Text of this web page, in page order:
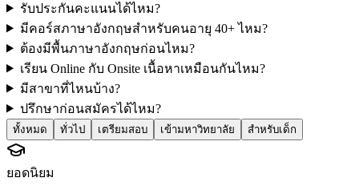
รับประกันคะแนนได้ไหม?
มีคอร์สภาษาอังกฤษสำหรับคนอายุ 40+ ไหม?
ต้องมีพื้นภาษาอังกฤษก่อนไหม?
เรียน Online กับ Onsite เนื้อหาเหมือนกันไหม?
มีสาขาที่ไหนบ้าง?
ปรึกษาก่อนสมัครได้ไหม?
ทั้งหมด ทั่วไป เตรียมสอบ เข้ามหาวิทยาลัย สำหรับเด็ก
ยอดนิยม